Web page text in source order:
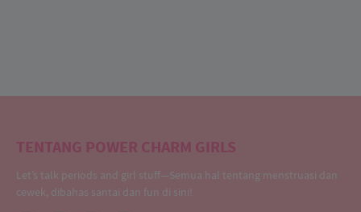
TENTANG POWER CHARM GIRLS
Let’s talk periods and girl stuff—Semua hal tentang menstruasi dan
cewek, dibahas santai dan fun di sini!